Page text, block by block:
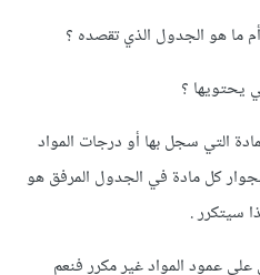
يحتويها ؟
التي سجل بها أو درجات المواد
كل مادة في الجدول المرفق هو
سيتكرر .
عمود المواد غير مكرر فنعم